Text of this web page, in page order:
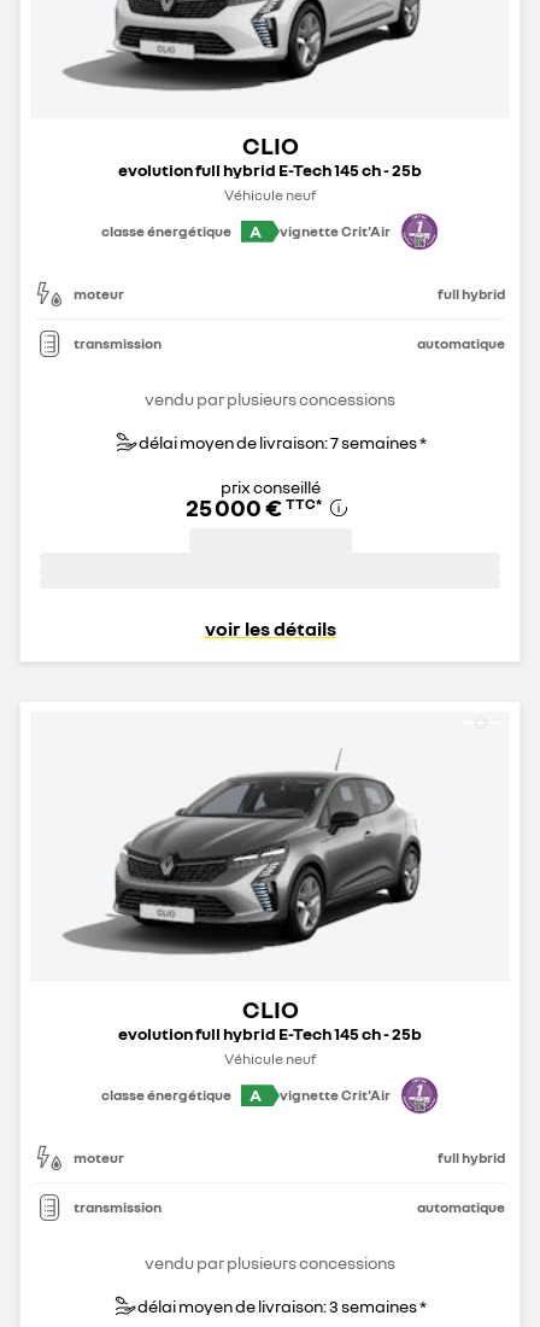
CLIO
evolution full hybrid E-Tech 145 ch - 25b
Véhicule neuf
classe énergétique
A vignette Crit'Air
moteur full hybrid
transmission automatique
vendu par plusieurs concessions
délai moyen de livraison: 7 semaines *
prix conseillé
25 000 € TTC*
voir les détails
CLIO
evolution full hybrid E-Tech 145 ch - 25b
Véhicule neuf
classe énergétique
A vignette Crit'Air
moteur full hybrid
transmission automatique
vendu par plusieurs concessions
délai moyen de livraison: 3 semaines *